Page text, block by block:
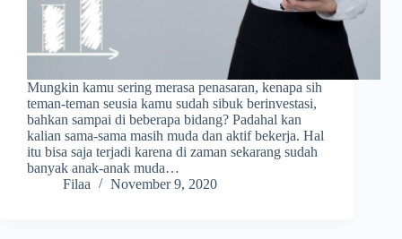
Mungkin kamu sering merasa penasaran, kenapa sih
teman-teman seusia kamu sudah sibuk berinvestasi,
bahkan sampai di beberapa bidang? Padahal kan
kalian sama-sama masih muda dan aktif bekerja. Hal
itu bisa saja terjadi karena di zaman sekarang sudah
banyak anak-anak muda…
Filaa
November 9, 2020